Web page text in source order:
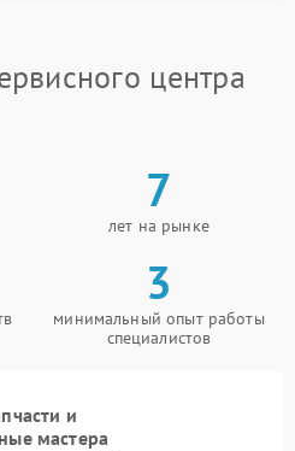
центра
7
лет на рынке
3
минимальный опыт работы
специалистов
и
мастера